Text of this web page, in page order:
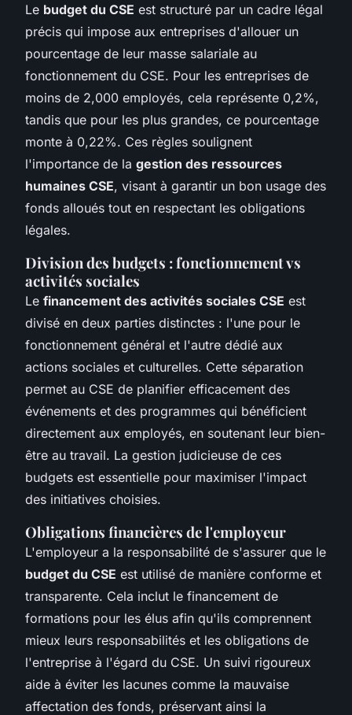
Le budget du CSE est structuré par un cadre légal
précis qui impose aux entreprises d'allouer un
pourcentage de leur masse salariale au
fonctionnement du CSE. Pour les entreprises de
moins de 2,000 employés, cela représente 0,2%,
tandis que pour les plus grandes, ce pourcentage
monte à 0,22%. Ces règles soulignent
l'importance de la gestion des ressources
humaines CSE, visant à garantir un bon usage des
fonds alloués tout en respectant les obligations
légales.
Division des budgets : fonctionnement vs
activités sociales
Le financement des activités sociales CSE est
divisé en deux parties distinctes : l'une pour le
fonctionnement général et l'autre dédié aux
actions sociales et culturelles. Cette séparation
permet au CSE de planifier efficacement des
événements et des programmes qui bénéficient
directement aux employés, en soutenant leur bien-
être au travail. La gestion judicieuse de ces
budgets est essentielle pour maximiser l'impact
des initiatives choisies.
Obligations financières de l'employeur
L'employeur a la responsabilité de s'assurer que le
budget du CSE est utilisé de manière conforme et
transparente. Cela inclut le financement de
formations pour les élus afin qu'ils comprennent
mieux leurs responsabilités et les obligations de
l'entreprise à l'égard du CSE. Un suivi rigoureux
aide à éviter les lacunes comme la mauvaise
affectation des fonds, préservant ainsi la